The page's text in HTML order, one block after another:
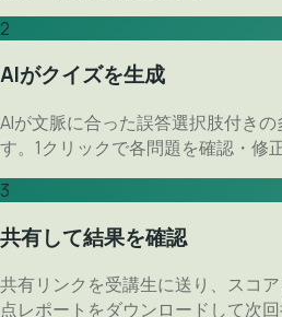
2
AIがクイズを生成
AIが文脈に合った誤答選択肢付き
す。1クリックで各問題を確認・修
3
共有して結果を確認
共有リンクを受講生に送り、スコ
点レポートをダウンロードして次